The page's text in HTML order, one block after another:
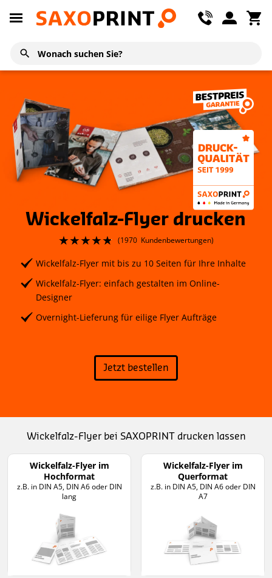
Wickelfalz-Flyer drucken
(1970 Kundenbewertungen)
Wickelfalz-Flyer mit bis zu 10 Seiten für Ihre Inhalte
Wickelfalz-Flyer: einfach gestalten im Online-
Designer
Overnight-Lieferung für eilige Flyer Aufträge
Jetzt bestellen
Wickelfalz-Flyer bei SAXOPRINT drucken lassen
Wickelfalz-Flyer im
Hochformat
z.B. in DIN A5, DIN A6 oder DIN
lang
Wickelfalz-Flyer im
Querformat
z.B. in DIN A5, DIN A6 oder DIN
A7